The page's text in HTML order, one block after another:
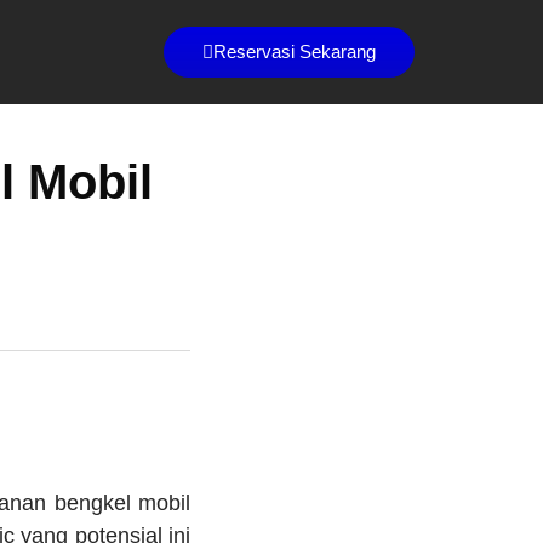
Reservasi Sekarang
Mobil
bengkel mobil
yang potensial ini